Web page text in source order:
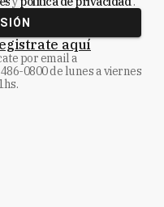
aquí
por email a
0800de lunes a viernes